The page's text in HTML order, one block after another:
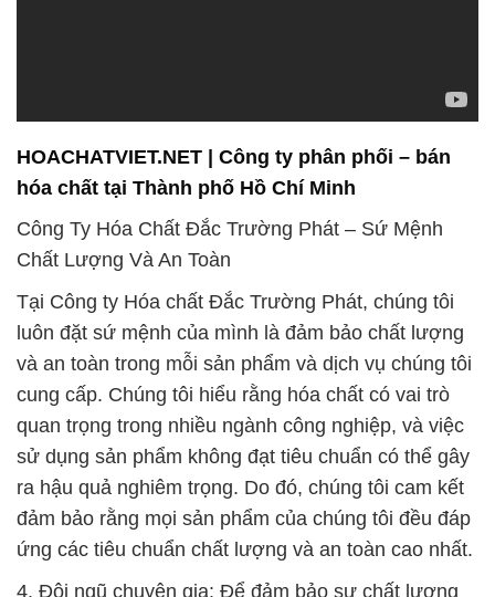
Chất Lượng Và An Toàn
Tại Công ty Hóa chất Đắc Trường Phát, chúng tôi
luôn đặt sứ mệnh của mình là đảm bảo chất lượng
và an toàn trong mỗi sản phẩm và dịch vụ chúng tôi
cung cấp. Chúng tôi hiểu rằng hóa chất có vai trò
quan trọng trong nhiều ngành công nghiệp, và việc
sử dụng sản phẩm không đạt tiêu chuẩn có thể gây
ra hậu quả nghiêm trọng. Do đó, chúng tôi cam kết
đảm bảo rằng mọi sản phẩm của chúng tôi đều đáp
ứng các tiêu chuẩn chất lượng và an toàn cao nhất.
4. Đội ngũ chuyên gia: Để đảm bảo sự chất lượng
và hiệu suất tối ưu của sản phẩm, chúng tôi có đội
ngũ chuyên gia có kinh nghiệm và kiến thức sâu
rộng về hóa chất. Họ luôn sẵn sàng hỗ trợ bạn trong
việc chọn lựa và sử dụng sản phẩm một cách đúng